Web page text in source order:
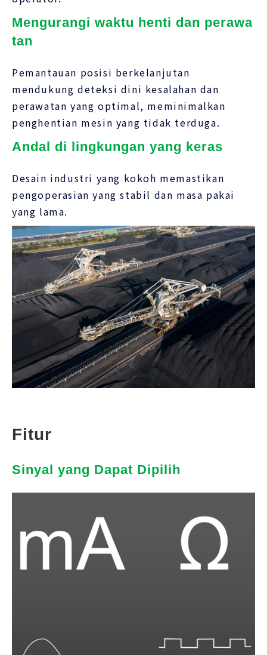
Mengurangi waktu henti dan perawa
tan
Pemantauan posisi berkelanjutan
mendukung deteksi dini kesalahan dan
perawatan yang optimal, meminimalkan
penghentian mesin yang tidak terduga.
Andal di lingkungan yang keras
Desain industri yang kokoh memastikan
pengoperasian yang stabil dan masa pakai
yang lama.
Fitur
Sinyal yang Dapat Dipilih